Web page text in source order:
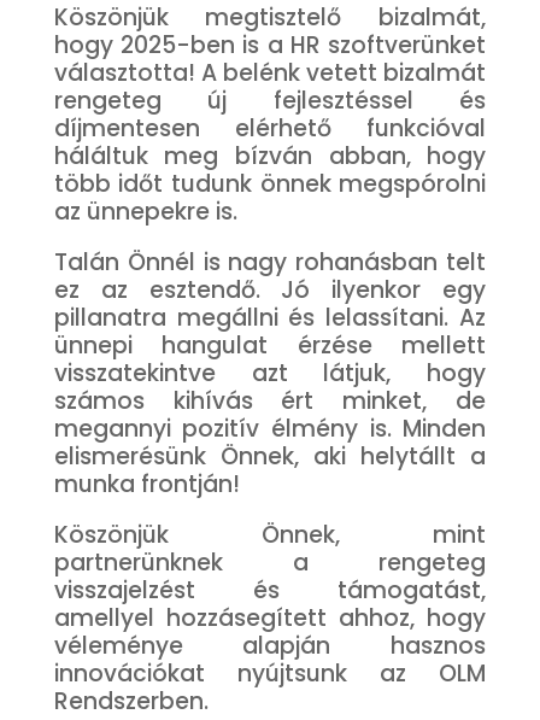
Köszönjük megtisztelő bizalmát,
hogy 2025-ben is a HR szoftverünket
választotta! A belénk vetett bizalmát
rengeteg új fejlesztéssel és
díjmentesen elérhető funkcióval
háláltuk meg bízván abban, hogy
több időt tudunk önnek megspórolni
az ünnepekre is.
Talán Önnél is nagy rohanásban telt
ez az esztendő. Jó ilyenkor egy
pillanatra megállni és lelassítani. Az
ünnepi hangulat érzése mellett
visszatekintve azt látjuk, hogy
számos kihívás ért minket, de
megannyi pozitív élmény is. Minden
elismerésünk Önnek, aki helytállt a
munka frontján!
Köszönjük Önnek, mint
partnerünknek a rengeteg
visszajelzést és támogatást,
amellyel hozzásegített ahhoz, hogy
véleménye alapján hasznos
innovációkat nyújtsunk az OLM
Rendszerben.